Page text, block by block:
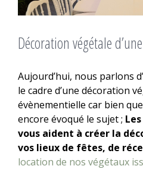
Décoration végétale
Aujourd’hui, nous parlons
le cadre d’une décoration
évènementielle car bien
encore évoqué le sujet ;
vous aident à créer la
vos lieux de fêtes, de
location de nos végétaux